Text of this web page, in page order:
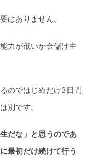
はありません。
力が低いか金儲け主
のではじめだけ3日間
別です。
だな」と思うのであ
最初だけ続けて行う